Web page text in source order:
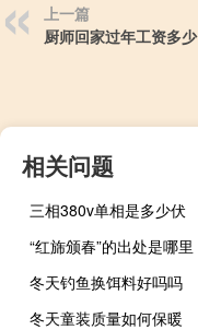
上一篇
厨师回家过年工资多少
相关问题
三相380v单相是多少伏
“红旆颁春”的出处是哪里
冬天钓鱼换饵料好吗吗
冬天童装质量如何保暖